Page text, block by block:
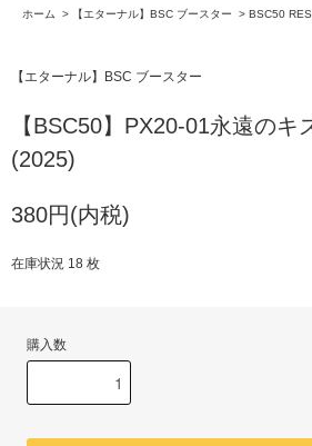
ホーム > 【エターナル】BSC ブースター > BSC50
【エターナル】BSC ブースター
【BSC50】PX20-01永遠の
(2025)
380円(内税)
在庫状況 18 枚
購入数